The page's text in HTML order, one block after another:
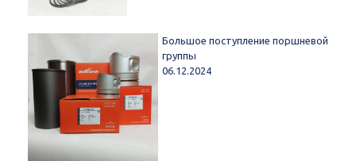
Большое поступление поршневой
группы
06.12.2024